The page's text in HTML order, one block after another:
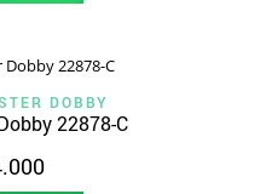
DOBBY
22878-C